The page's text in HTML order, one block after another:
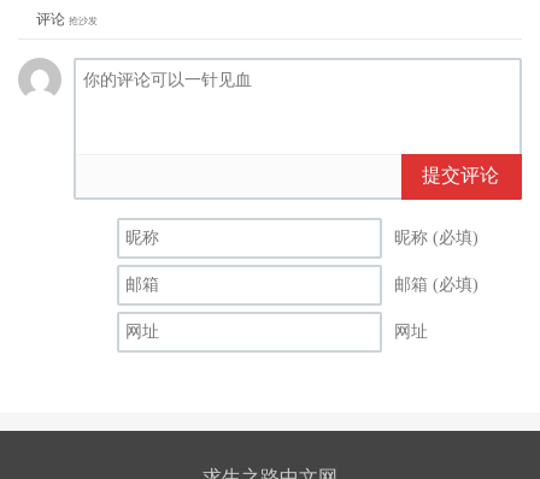
评论 抢沙发
提交评论
昵称 (必填)
邮箱 (必填)
网址